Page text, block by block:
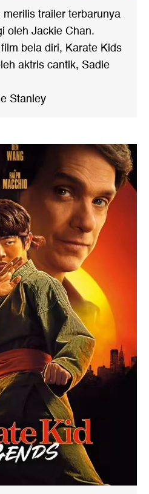
trailer terbarunya
oleh Jackie Chan.
bela diri, Karate Kids
aktris cantik, Sadie
Stanley